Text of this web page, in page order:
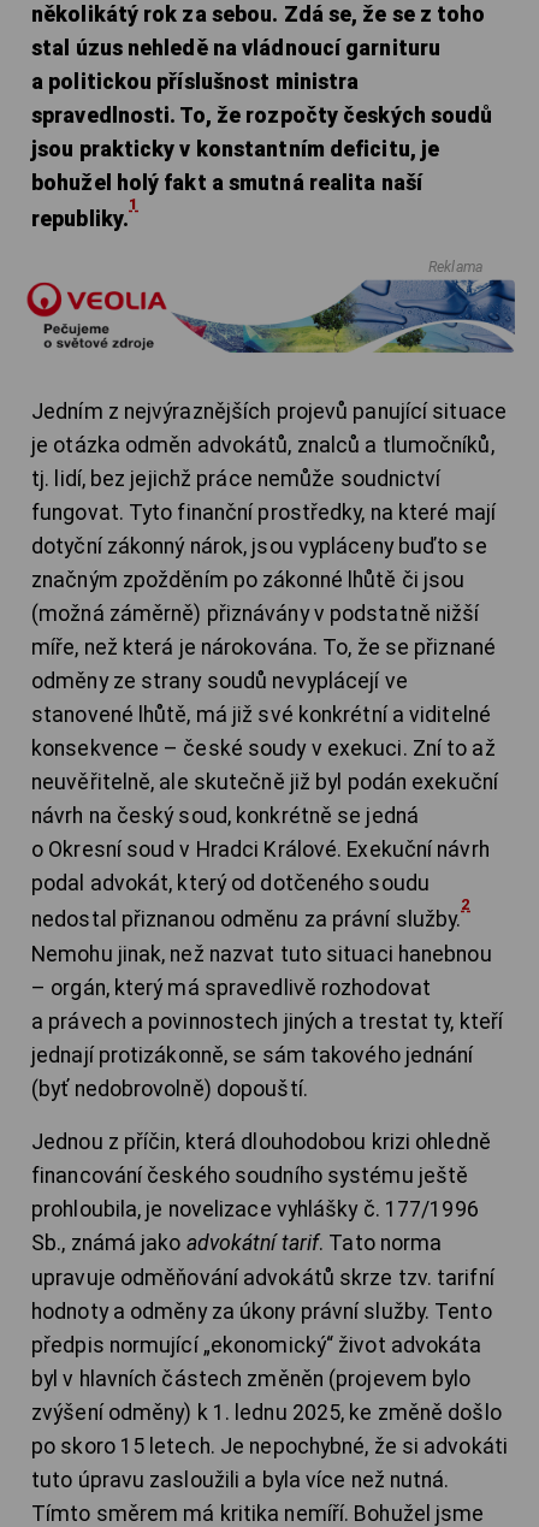
několikátý rok za sebou. Zdá se, že se z toho
stal úzus nehledě na vládnoucí garnituru
a politickou příslušnost ministra
spravedlnosti. To, že rozpočty českých soudů
jsou prakticky v konstantním deficitu, je
bohužel holý fakt a smutná realita naší
republiky.
1
Reklama
Jedním z nejvýraznějších projevů panující situace
je otázka odměn advokátů, znalců a tlumočníků,
tj. lidí, bez jejichž práce nemůže soudnictví
fungovat. Tyto finanční prostředky, na které mají
dotyční zákonný nárok, jsou vypláceny buďto se
značným zpožděním po zákonné lhůtě či jsou
(možná záměrně) přiznávány v podstatně nižší
míře, než která je nárokována. To, že se přiznané
odměny ze strany soudů nevyplácejí ve
stanovené lhůtě, má již své konkrétní a viditelné
konsekvence – české soudy v exekuci. Zní to až
neuvěřitelně, ale skutečně již byl podán exekuční
návrh na český soud, konkrétně se jedná
o Okresní soud v Hradci Králové. Exekuční návrh
podal advokát, který od dotčeného soudu
nedostal přiznanou odměnu za právní služby.
2
Nemohu jinak, než nazvat tuto situaci hanebnou
– orgán, který má spravedlivě rozhodovat
a právech a povinnostech jiných a trestat ty, kteří
jednají protizákonně, se sám takového jednání
(byť nedobrovolně) dopouští.
Jednou z příčin, která dlouhodobou krizi ohledně
financování českého soudního systému ještě
prohloubila, je novelizace vyhlášky č. 177/1996
Sb., známá jako advokátní tarif. Tato norma
upravuje odměňování advokátů skrze tzv. tarifní
hodnoty a odměny za úkony právní služby. Tento
předpis normující „ekonomický“ život advokáta
byl v hlavních částech změněn (projevem bylo
zvýšení odměny) k 1. lednu 2025, ke změně došlo
po skoro 15 letech. Je nepochybné, že si advokáti
tuto úpravu zasloužili a byla více než nutná.
Tímto směrem má kritika nemíří. Bohužel jsme